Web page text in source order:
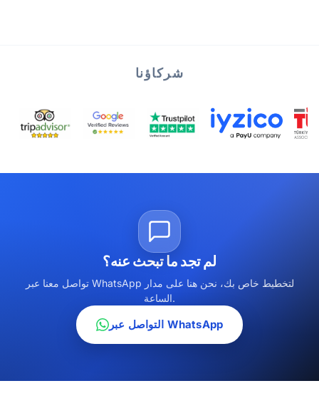
شركاؤنا
لم تجد ما تبحث عنه؟
تواصل معنا عبر WhatsApp لتخطيط خاص بك، نحن هنا على مدار
الساعة.
التواصل عبر WhatsApp